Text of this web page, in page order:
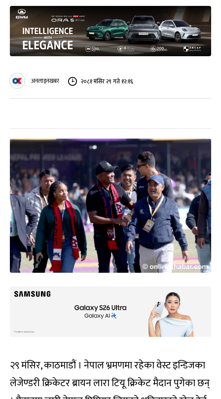
अनलाइनखबर २०८१ मंसिर २९ गते १२:१६
२९ मंसिर, काठमाडौं । नेपाल भ्रमणमा रहेका वेस्ट इन्डिजका
लेजेण्डरी क्रिकेटर ब्रायन लारा टियू क्रिकेट मैदान पुगेका छन्